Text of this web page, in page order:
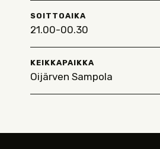
SOITTOAIKA
21.00-00.30
KEIKKAPAIKKA
Oijärven Sampola